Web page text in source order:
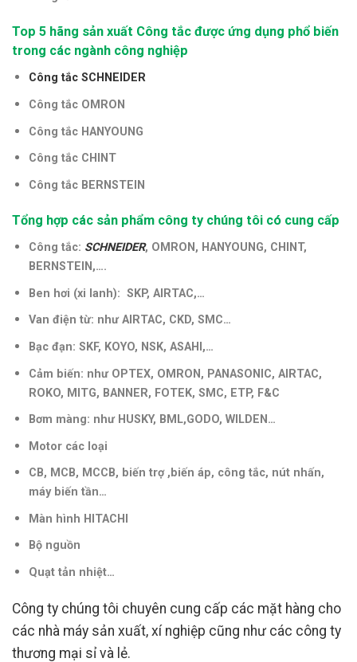
Top 5 hãng sản xuất Công tắc được ứng dụng phổ biến
trong các ngành công nghiệp
Công tắc SCHNEIDER
Công tắc OMRON
Công tắc HANYOUNG
Công tắc CHINT
Công tắc BERNSTEIN
Tổng hợp các sản phẩm công ty chúng tôi có cung cấp
Công tắc: SCHNEIDER, OMRON, HANYOUNG, CHINT,
BERNSTEIN,….
Ben hơi (xi lanh): SKP, AIRTAC,…
Van điện từ: như AIRTAC, CKD, SMC…
Bạc đạn: SKF, KOYO, NSK, ASAHI,…
Cảm biến: như OPTEX, OMRON, PANASONIC, AIRTAC,
ROKO, MITG, BANNER, FOTEK, SMC, ETP, F&C
Bơm màng: như HUSKY, BML,GODO, WILDEN…
Motor các loại
CB, MCB, MCCB, biến trợ ,biến áp, công tắc, nút nhấn,
máy biến tần…
Màn hình HITACHI
Bộ nguồn
Quạt tản nhiệt…
Công ty chúng tôi chuyên cung cấp các mặt hàng cho
các nhà máy sản xuất, xí nghiệp cũng như các công ty
thương mại sỉ và lẻ.